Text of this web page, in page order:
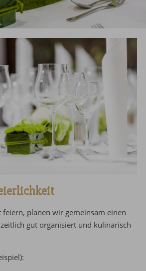
feiern, planen wir gemeinsam einen
gut organisiert und kulinarisch